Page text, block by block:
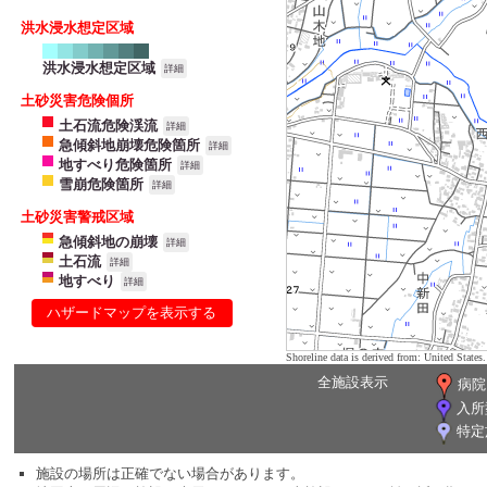
洪水浸水想定区域
洪水浸水想定区域 詳細
土砂災害危険個所
土石流危険渓流
詳細
急傾斜地崩壊危険箇所 詳細
地すべり危険箇所 詳細
雪崩危険箇所 詳細
土砂災害警戒区域
急傾斜地の崩壊
詳細
土石流 詳細
地すべり 詳細
ハザードマップを表示する
Shoreline data is derived from: United
全施設表示
病院
入
特
施設の場所は正確でない場合があります。